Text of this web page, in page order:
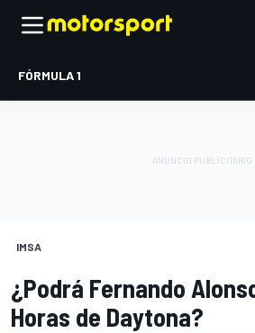
FÓRMULA 1
IMSA
¿Podrá Fernando
Horas de Daytona?